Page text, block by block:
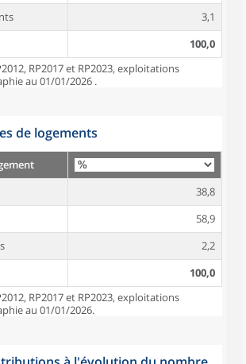
3,1
100,0
RP2017 et RP2023, exploitations
au 01/01/2026 .
de logements
38,8
58,9
2,2
100,0
RP2017 et RP2023, exploitations
au 01/01/2026.